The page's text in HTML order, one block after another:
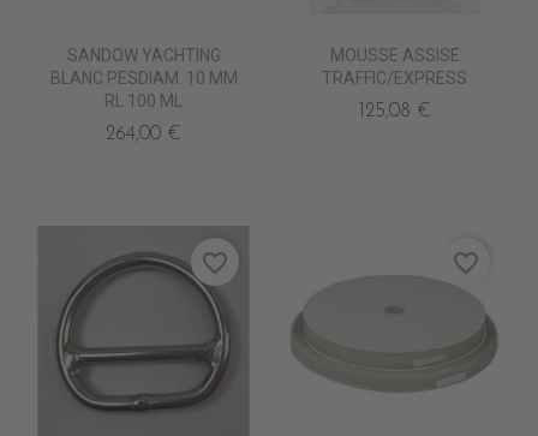
SANDOW YACHTING
BLANC PESDIAM. 10 MM
RL 100 ML
264,00 €
MOUSSE ASSISE
TRAFFIC/EXPRESS
125,08 €
favorite_border favorite_border